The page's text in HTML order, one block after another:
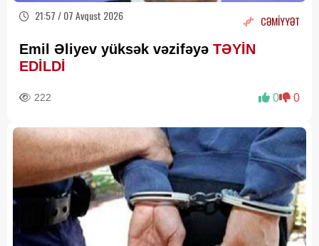
21:57 / 07 Avqust 2026 CƏMİYYƏT
Emil Əliyev yüksək vəzifəyə TƏYİN
EDİLDİ
222 0 0